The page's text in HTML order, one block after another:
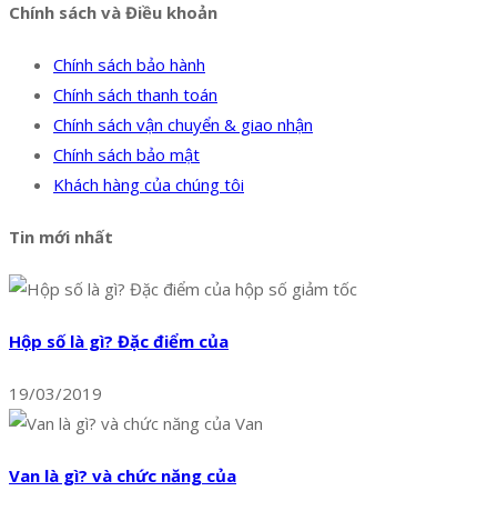
Chính sách và Điều khoản
Chính sách bảo hành
Chính sách thanh toán
Chính sách vận chuyển & giao nhận
Chính sách bảo mật
Khách hàng của chúng tôi
Tin mới nhất
Hộp số là gì? Đặc điểm của
19/03/2019
Van là gì? và chức năng của